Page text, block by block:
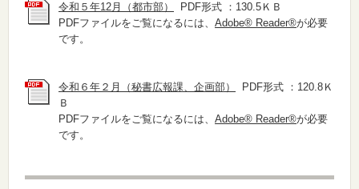
令和５年12月（都市部）
PDF形式 ：130.5ＫＢ
PDFファイルをご覧になるには、 Adobe® Reader®が必要
です。
令和６年２月（秘書広報課、企画部）
PDF形式 ：120.8Ｋ
Ｂ
PDFファイルをご覧になるには、 Adobe® Reader®が必要
です。